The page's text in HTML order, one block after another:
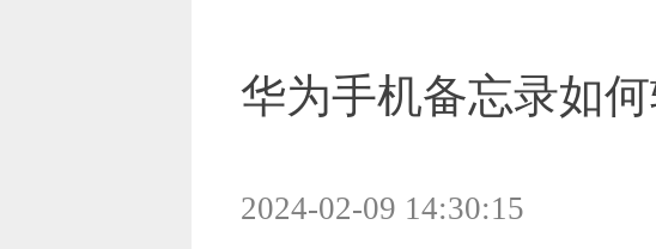
华为手机备忘录如
2024-02-09 14:30:15